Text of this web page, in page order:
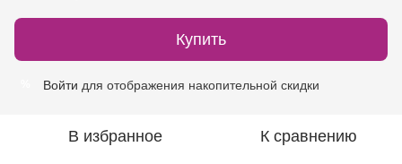
Купить
Войти для отображения накопительной скидки
В избранное К сравнению